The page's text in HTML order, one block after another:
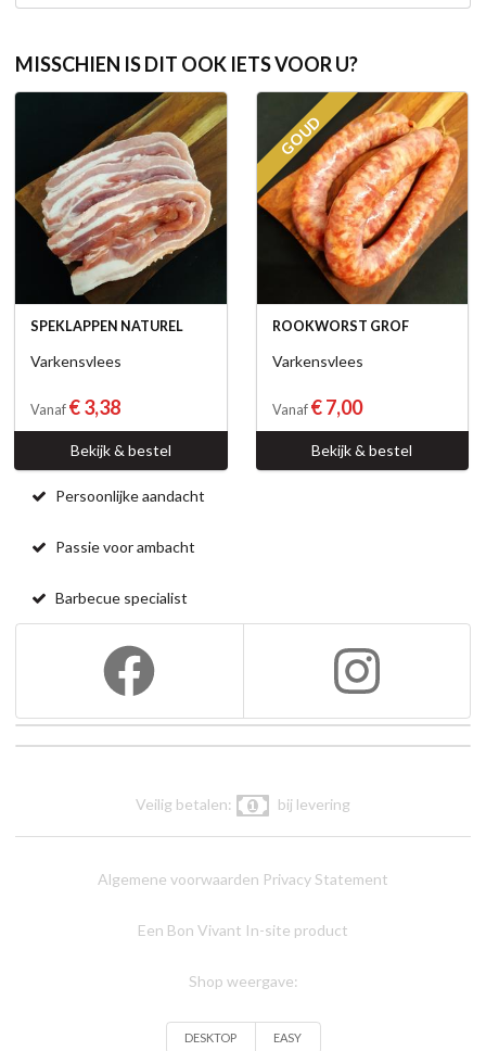
MISSCHIEN IS DIT OOK IETS VOOR U?
SPEKLAPPEN NATUREL
Varkensvlees
Vanaf € 3,38
Bekijk & bestel
GOUD
ROOKWORST GROF
Varkensvlees
Vanaf € 7,00
Bekijk & bestel
Persoonlijke aandacht
Passie voor ambacht
Barbecue specialist
Veilig betalen: bij levering
Algemene voorwaarden Privacy Statement
Een Bon Vivant In-site product
Shop weergave:
DESKTOP EASY